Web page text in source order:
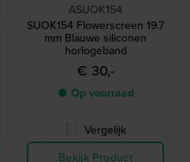
ASUOK154
SUOK154 Flowerscreen 19.7
mm Blauwe siliconen
horlogeband
€ 30,-
● Op voorraad
Vergelijk
Bekijk Product